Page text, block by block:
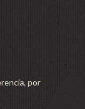
por